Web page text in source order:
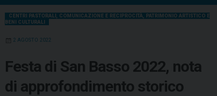
CENTRI PASTORALI, COMUNICAZIONE E RECIPROCITÀ, PATRIMONIO ARTISTICO E
BENI CULTURALI
2 AGOSTO 2022
Festa di San Basso 2022, nota
di approfondimento storico